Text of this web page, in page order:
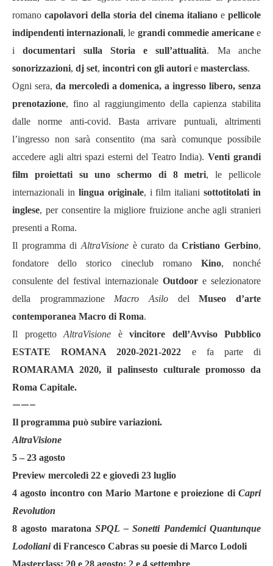
romano capolavori della storia del cinema italiano e pellicole
indipendenti internazionali, le grandi commedie americanee
idocumentari sulla Storia e sull’attualità. Ma anche
sonorizzazioni, dj set, incontri con gli autori e masterclass.
Ogni sera, da mercoledì a domenica, a ingresso libero, senza
prenotazione, fino al raggiungimento della capienza stabilita
dalle norme anti-covid. Basta arrivare puntuali, altrimenti
l’ingresso non saràconsentito (ma sarà comunque possibile
accedere agli altri spazi esterni del Teatro India).Venti grandi
film proiettati su uno schermo di 8 metri, le pellicole
internazionali in lingua originale, i film italianisottotitolati in
inglese, per consentire la migliore fruizione anche agli stranieri
presenti a Roma.
Il programma di AltraVisioneè curato daCristiano Gerbino,
fondatore dello storico cineclub romano Kino, nonché
consulente del festival internazionale Outdoor e selezionatore
della programmazione Macro Asilo delMuseo d’arte
contemporanea Macro di Roma.
Il progetto AltraVisione è vincitore dell’Avviso Pubblico
ESTATE ROMANA 2020-2021-2022 e fa parte di
ROMARAMA 2020, il palinsesto culturale promosso da
Roma Capitale.
——–
Il programma può subire variazioni.
AltraVisione
5 – 23 agosto
Preview mercoledì 22 e giovedì 23 luglio
4 agosto incontro con Mario Martone e proiezione di Capri
Revolution
8 agosto maratonaSPQL–Sonetti Pandemici Quantunque
Lodolianidi Francesco Cabras su poesie di Marco Lodoli
Masterclass: 20 e 28 agosto; 2 e 4 settembre